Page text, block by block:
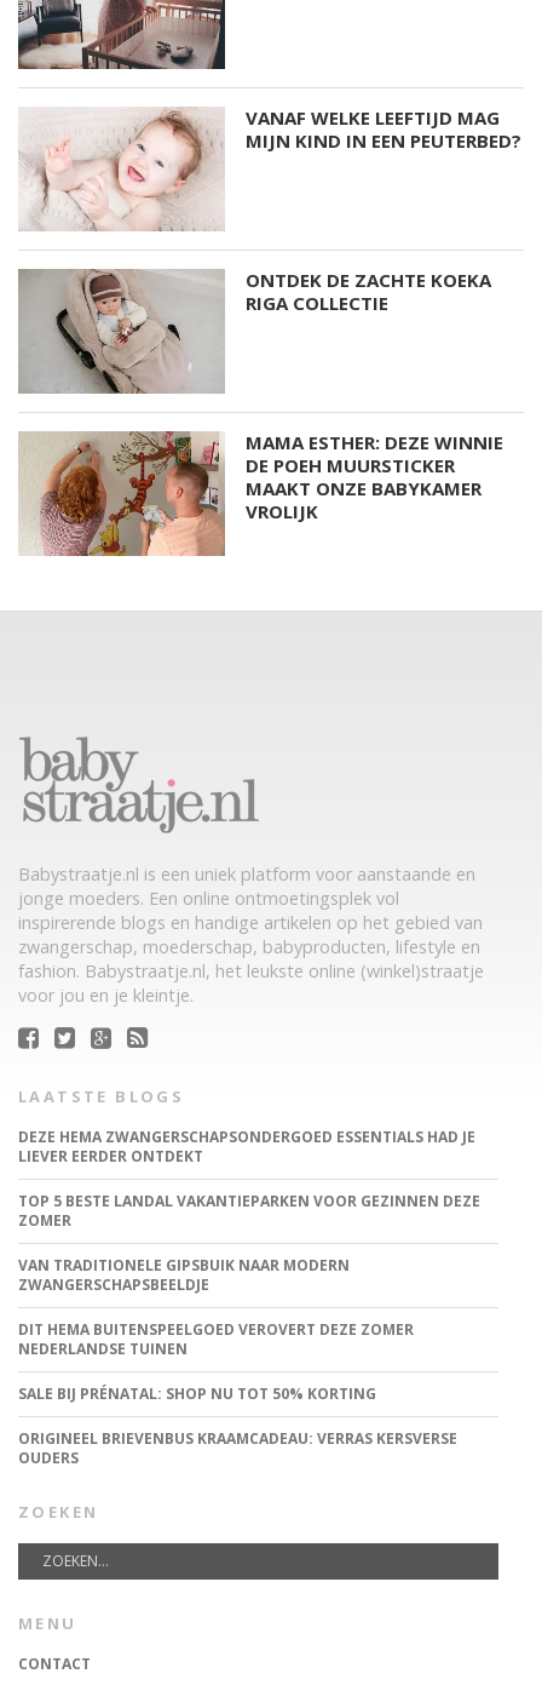
VANAF WELKE LEEFTIJD MAG
MIJN KIND IN EEN PEUTERBED?
ONTDEK DE ZACHTE KOEKA
RIGA COLLECTIE
MAMA ESTHER: DEZE WINNIE
DE POEH MUURSTICKER
MAAKT ONZE BABYKAMER
VROLIJK
Babystraatje.nl is een uniek platform voor aanstaande en
jonge moeders. Een online ontmoetingsplek vol
inspirerende blogs en handige artikelen op het gebied van
zwangerschap, moederschap, babyproducten, lifestyle en
fashion. Babystraatje.nl, het leukste online (winkel)straatje
voor jou en je kleintje.
LAATSTE BLOGS
DEZE HEMA ZWANGERSCHAPSONDERGOED ESSENTIALS HAD JE
LIEVER EERDER ONTDEKT
TOP 5 BESTE LANDAL VAKANTIEPARKEN VOOR GEZINNEN DEZE
ZOMER
VAN TRADITIONELE GIPSBUIK NAAR MODERN
ZWANGERSCHAPSBEELDJE
DIT HEMA BUITENSPEELGOED VEROVERT DEZE ZOMER
NEDERLANDSE TUINEN
SALE BIJ PRÉNATAL: SHOP NU TOT 50% KORTING
ORIGINEEL BRIEVENBUS KRAAMCADEAU: VERRAS KERSVERSE
OUDERS
ZOEKEN
MENU
CONTACT